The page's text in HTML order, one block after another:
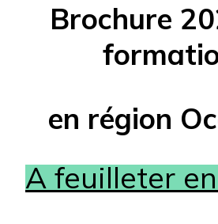
Brochure
en région
A feuilleter